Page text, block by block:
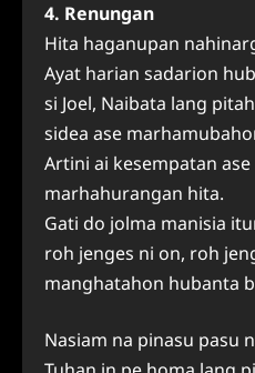
4. Renungan
Hita haganupan
Ayat harian sadarion
si Joel, Naibata lang
sidea ase
Artini ai kesempatan
marhahurangan hita.
Gati do jolma manisia
roh jenges ni on, roh
manghatahon hubanta
Nasiam na pinasu pasu